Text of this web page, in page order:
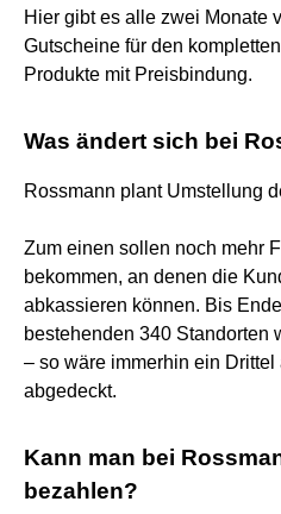
Hier gibt es alle zwei Monate
Gutscheine für den
Produkte mit Preisbindung.
Was ändert sich bei
Rossmann plant Umstellung
Zum einen sollen noch mehr
bekommen, an denen die
abkassieren können. Bis
bestehenden 340 Standorten
– so wäre immerhin ein
abgedeckt.
Kann man bei
bezahlen?